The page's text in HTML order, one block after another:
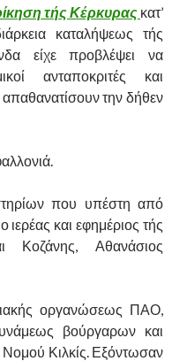
τής Κέρκυρας κατ’
καταλήψεως τής
είχε προβλέψει να
ανταποκριτές και
απαθανατίσουν την δήθεν
που υπέστη από
και εφημέριος τής
Κοζάνης, Αθανάσιος
οργανώσεως ΠΑΟ,
βούργαρων και
Κιλκίς. Εξόντωσαν